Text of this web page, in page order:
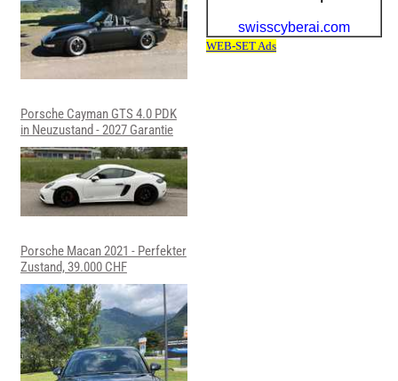
Porsche Cayman GTS 4.0 PDK
in Neuzustand - 2027 Garantie
Porsche Macan 2021 - Perfekter
Zustand, 39.000 CHF